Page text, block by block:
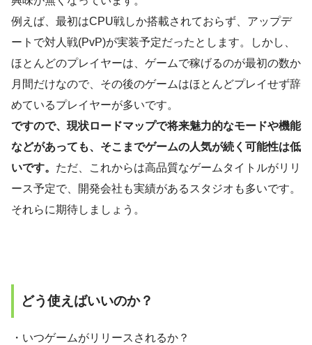
例えば、最初はCPU戦しか搭載されておらず、アップデ
ートで対人戦(PvP)が実装予定だったとします。しかし、
ほとんどのプレイヤーは、ゲームで稼げるのが最初の数か
月間だけなので、その後のゲームはほとんどプレイせず辞
めているプレイヤーが多いです。
ですので、現状ロードマップで将来魅力的なモードや機能
などがあっても、そこまでゲームの人気が続く可能性は低
いです。 ただ、これからは高品質なゲームタイトルがリリ
ース予定で、開発会社も実績があるスタジオも多いです。
それらに期待しましょう。
どう使えばいいのか？
・いつゲームがリリースされるか？